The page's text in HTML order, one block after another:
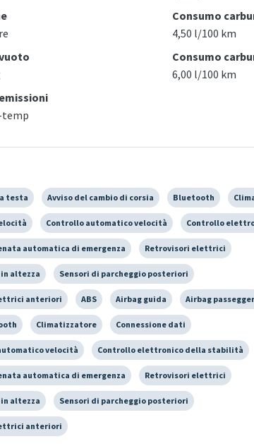
temp
Consumo
4,50 l/100 km
Consumo
6,00 l/100 km
testa Avviso del cambio di corsia Bluetooth
Controllo automatico velocità Controllo
automatica di emergenza Retrovisori elettrici
altezza Sensori di parcheggio posteriori
anteriori ABS Airbag guida Airbag
Climatizzatore Connessione dati
velocità Controllo elettronico della stabilità
automatica di emergenza Retrovisori elettrici
altezza Sensori di parcheggio posteriori
anteriori